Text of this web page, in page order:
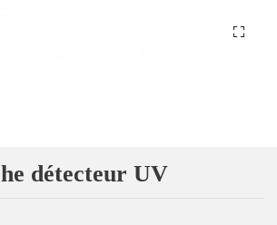
détecteur UV